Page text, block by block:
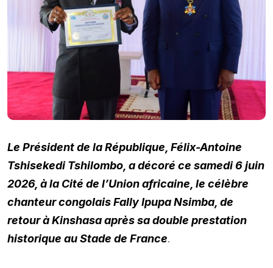
Le Président de la République, Félix-Antoine
Tshisekedi Tshilombo, a décoré ce samedi 6 juin
2026, à la Cité de l’Union africaine, le célèbre
chanteur congolais Fally Ipupa Nsimba, de
retour à Kinshasa après sa double prestation
historique au Stade de France.